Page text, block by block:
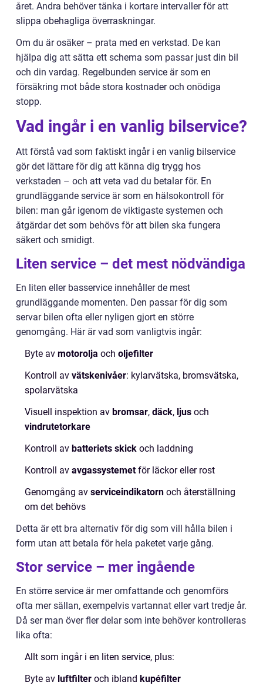
året. Andra behöver tänka i kortare intervaller för att
slippa obehagliga överraskningar.
Om du är osäker – prata med en verkstad. De kan
hjälpa dig att sätta ett schema som passar just din bil
och din vardag. Regelbunden service är som en
försäkring mot både stora kostnader och onödiga
stopp.
Vad ingår i en vanlig bilservice?
Att förstå vad som faktiskt ingår i en vanlig bilservice
gör det lättare för dig att känna dig trygg hos
verkstaden – och att veta vad du betalar för. En
grundläggande service är som en hälsokontroll för
bilen: man går igenom de viktigaste systemen och
åtgärdar det som behövs för att bilen ska fungera
säkert och smidigt.
Liten service – det mest nödvändiga
En liten eller basservice innehåller de mest
grundläggande momenten. Den passar för dig som
servar bilen ofta eller nyligen gjort en större
genomgång. Här är vad som vanligtvis ingår:
Byte av motorolja och oljefilter
Kontroll av vätskenivåer: kylarvätska, bromsvätska,
spolarvätska
Visuell inspektion av bromsar, däck, ljus och
vindrutetorkare
Kontroll av batteriets skick och laddning
Kontroll av avgassystemetför läckor eller rost
Genomgång av serviceindikatorn och återställning
om det behövs
Detta är ett bra alternativ för dig som vill hålla bilen i
form utan att betala för hela paketet varje gång.
Stor service – mer ingående
En större service är mer omfattande och genomförs
ofta mer sällan, exempelvis vartannat eller vart tredje år.
Då ser man över fler delar som inte behöver kontrolleras
lika ofta:
Allt som ingår i en liten service, plus:
Byte av luftfilter och ibland kupéfilter